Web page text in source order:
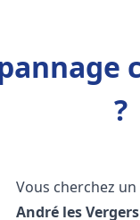
?
Vous cherchez
André les Vergers